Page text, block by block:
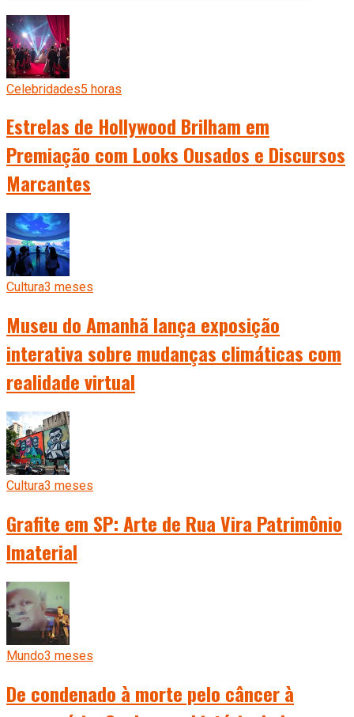
Celebridades5 horas
Estrelas de Hollywood Brilham em
Premiação com Looks Ousados e Discursos
Marcantes
Cultura3 meses
Museu do Amanhã lança exposição
interativa sobre mudanças climáticas com
realidade virtual
Cultura3 meses
Grafite em SP: Arte de Rua Vira Patrimônio
Imaterial
Mundo3 meses
De condenado à morte pelo câncer à